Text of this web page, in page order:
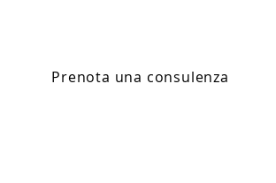
Prenota una consulenza